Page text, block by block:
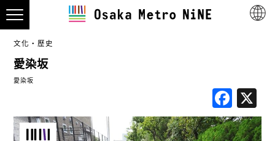
文化・歷史
愛染坂
愛染坂